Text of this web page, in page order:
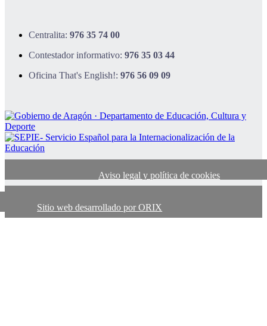
Centralita: 976 35 74 00
Contestador informativo: 976 35 03 44
Oficina That's English!: 976 56 09 09
Aviso legal y política de cookies
Sitio web desarrollado por ORIX